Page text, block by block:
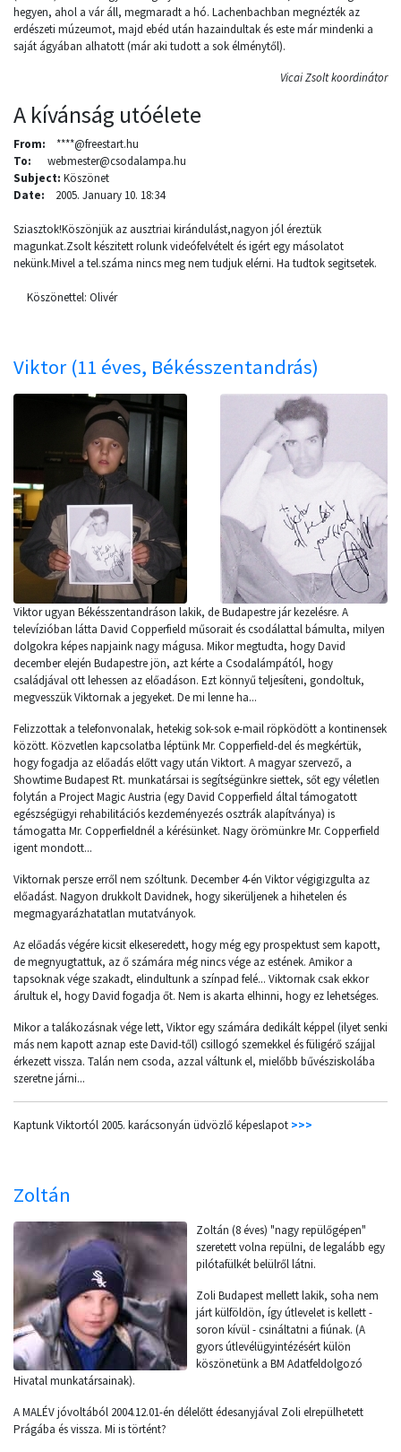
hegyen, ahol a vár áll, megmaradt a hó. Lachenbachban megnézték az
erdészeti múzeumot, majd ebéd után hazaindultak és este már mindenki a
saját ágyában alhatott (már aki tudott a sok élménytől).
Vicai Zsolt koordinátor
A kívánság utóélete
From: ****@freestart.hu
To: webmester@csodalampa.hu
Subject: Köszönet
Date: 2005. January 10. 18:34
Sziasztok!Köszönjük az ausztriai kirándulást,nagyon jól éreztük
magunkat.Zsolt készitett rolunk videófelvételt és igért egy másolatot
nekünk.Mivel a tel.száma nincs meg nem tudjuk elérni. Ha tudtok segitsetek.
Köszönettel: Olivér
Viktor (11 éves, Békésszentandrás)
Viktor ugyan Békésszentandráson lakik, de Budapestre jár kezelésre. A
televízióban látta David Copperfield műsorait és csodálattal bámulta, milyen
dolgokra képes napjaink nagy mágusa. Mikor megtudta, hogy David
december elején Budapestre jön, azt kérte a Csodalámpától, hogy
családjával ott lehessen az előadáson. Ezt könnyű teljesíteni, gondoltuk,
megvesszük Viktornak a jegyeket. De mi lenne ha...
Felizzottak a telefonvonalak, hetekig sok-sok e-mail röpködött a kontinensek
között. Közvetlen kapcsolatba léptünk Mr. Copperfield-del és megkértük,
hogy fogadja az előadás előtt vagy után Viktort. A magyar szervező, a
Showtime Budapest Rt. munkatársai is segítségünkre siettek, sőt egy véletlen
folytán a Project Magic Austria (egy David Copperfield által támogatott
egészségügyi rehabilitációs kezdeményezés osztrák alapítványa) is
támogatta Mr. Copperfieldnél a kérésünket. Nagy örömünkre Mr. Copperfield
igent mondott...
Viktornak persze erről nem szóltunk. December 4-én Viktor végigizgulta az
előadást. Nagyon drukkolt Davidnek, hogy sikerüljenek a hihetelen és
megmagyarázhatatlan mutatványok.
Az előadás végére kicsit elkeseredett, hogy még egy prospektust sem kapott,
de megnyugtattuk, az ő számára még nincs vége az estének. Amikor a
tapsoknak vége szakadt, elindultunk a színpad felé... Viktornak csak ekkor
árultuk el, hogy David fogadja őt. Nem is akarta elhinni, hogy ez lehetséges.
Mikor a talákozásnak vége lett, Viktor egy számára dedikált képpel (ilyet senki
más nem kapott aznap este David-től) csillogó szemekkel és füligérő szájjal
érkezett vissza. Talán nem csoda, azzal váltunk el, mielőbb bűvésziskolába
szeretne járni...
Kaptunk Viktortól 2005. karácsonyán üdvözlő képeslapot >>>
Zoltán
Zoltán (8 éves) "nagy repülőgépen"
szeretett volna repülni, de legalább egy
pilótafülkét belülről látni.
Zoli Budapest mellett lakik, soha nem
járt külföldön, így útlevelet is kellett -
soron kívül - csináltatni a fiúnak. (A
gyors útlevélügyintézésért külön
köszönetünk a BM Adatfeldolgozó
Hivatal munkatársainak).
A MALÉV jóvoltából 2004.12.01-én délelőtt édesanyjával Zoli elrepülhetett
Prágába és vissza. Mi is történt?